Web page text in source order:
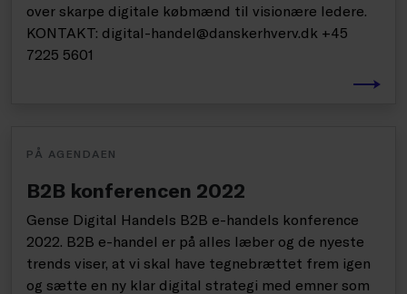
over skarpe digitale købmænd til visionære ledere.
KONTAKT: digital-handel@danskerhverv.dk +45
7225 5601
PÅ AGENDAEN
B2B konferencen 2022
Gense Digital Handels B2B e-handels konference
2022. B2B e-handel er på alles læber og de nyeste
trends viser, at vi skal have tegnebrættet frem igen
og sætte en ny klar digital strategi med emner som